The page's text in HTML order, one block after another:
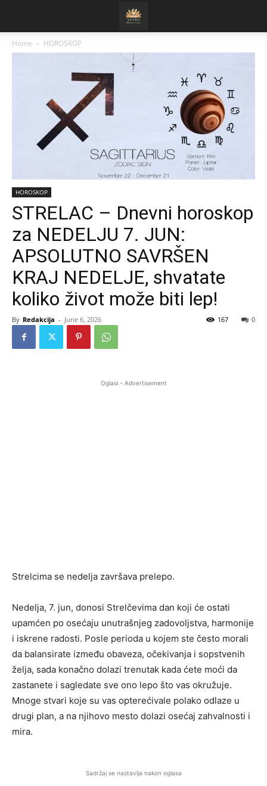
Home HOROSKOP
HOROSKOP
STRELAC – Dnevni horoskop
za NEDELJU 7. JUN:
APSOLUTNO SAVRŠEN
KRAJ NEDELJE, shvatate
koliko život može biti lep!
By Redakcija - June 6, 2026 0
167
Oglasi - Advertisement
Strelcima se nedelja završava prelepo.
Nedelja, 7. jun, donosi Strelčevima dan koji će ostati
upamćen po osećaju unutrašnjeg zadovoljstva, harmonije
i iskrene radosti. Posle perioda u kojem ste često morali
da balansirate između obaveza, očekivanja i sopstvenih
želja, sada konačno dolazi trenutak kada ćete moći da
zastanete i sagledate sve ono lepo što vas okružuje.
Mnoge stvari koje su vas opterećivale polako odlaze u
drugi plan, a na njihovo mesto dolazi osećaj zahvalnosti i
mira.
Sadržaj se nastavlja nakon oglasa